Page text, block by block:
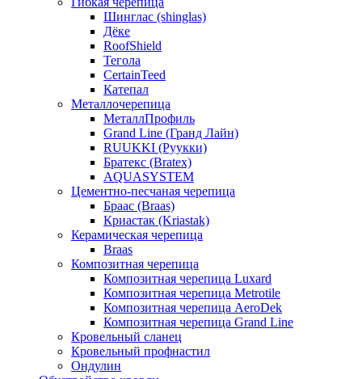
Шинглас (shinglas)
Дёке
RoofShield
Тегола
CertainTeed
Катепал
Металлочерепица
МеталлПрофиль
Grand Line (Гранд Лайн)
RUUKKI (Руукки)
Братекс (Bratex)
AQUASYSTEM
Цементно-песчаная черепица
Браас (Braas)
Криастак (Kriastak)
Керамическая черепица
Braas
Композитная черепица
Композитная черепица Luxard
Композитная черепица Metrotile
Композитная черепица AeroDek
Композитная черепица Grand Line
Кровельный сланец
Кровельный профнастил
Ондулин